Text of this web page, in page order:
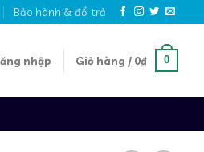
Bảo hành & đổi trả
nhập Giỏ hàng / 0₫ 0